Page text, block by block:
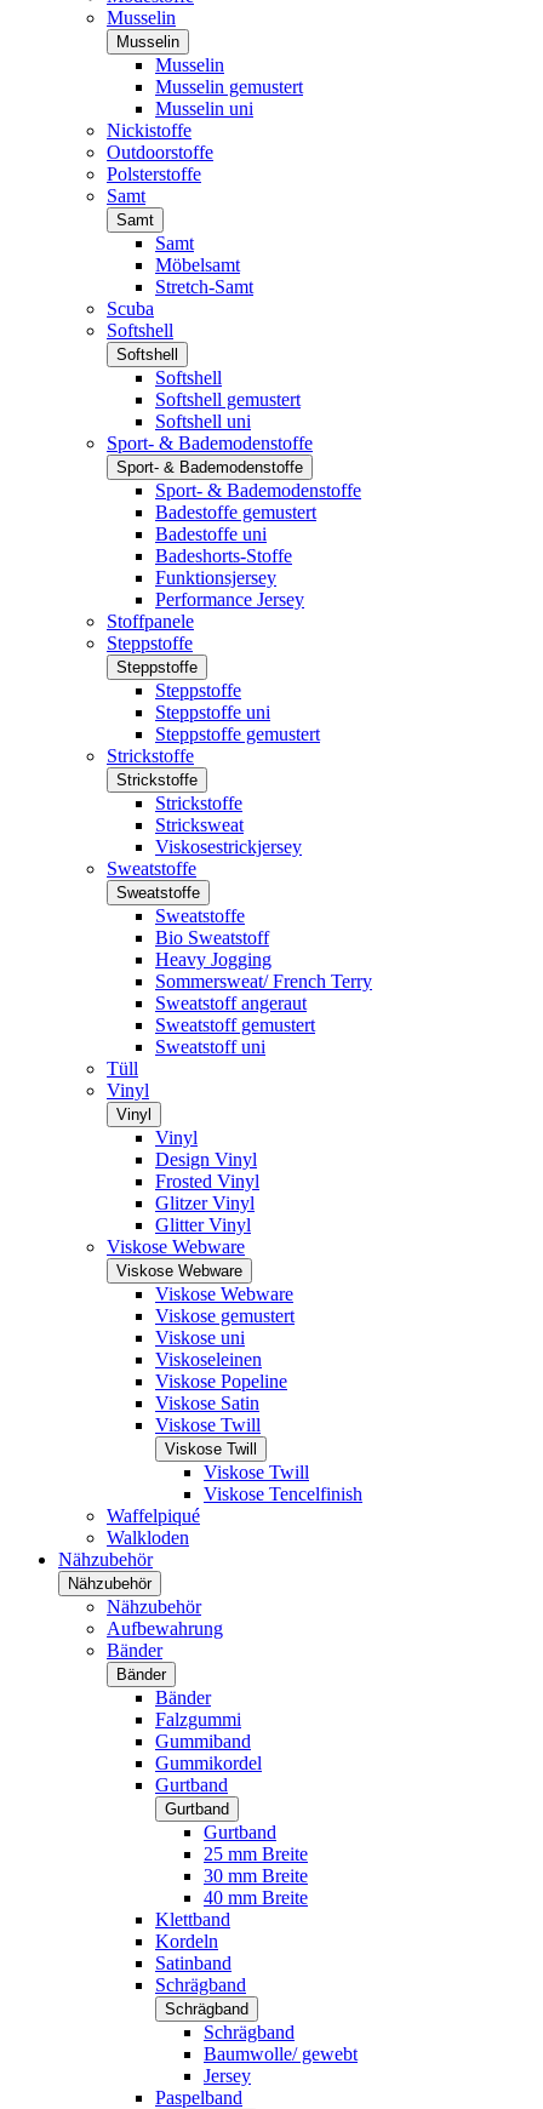
Musselin
Musselin
Musselin
Musselin gemustert
Musselin uni
Nickistoffe
Outdoorstoffe
Polsterstoffe
Samt
Samt
Samt
Möbelsamt
Stretch-Samt
Scuba
Softshell
Softshell
Softshell
Softshell gemustert
Softshell uni
Sport- & Bademodenstoffe
Sport- & Bademodenstoffe
Sport- & Bademodenstoffe
Badestoffe gemustert
Badestoffe uni
Badeshorts-Stoffe
Funktionsjersey
Performance Jersey
Stoffpanele
Steppstoffe
Steppstoffe
Steppstoffe
Steppstoffe uni
Steppstoffe gemustert
Strickstoffe
Strickstoffe
Strickstoffe
Stricksweat
Viskosestrickjersey
Sweatstoffe
Sweatstoffe
Sweatstoffe
Bio Sweatstoff
Heavy Jogging
Sommersweat/ French Terry
Sweatstoff angeraut
Sweatstoff gemustert
Sweatstoff uni
Tüll
Vinyl
Vinyl
Vinyl
Design Vinyl
Frosted Vinyl
Glitzer Vinyl
Glitter Vinyl
Viskose Webware
Viskose Webware
Viskose Webware
Viskose gemustert
Viskose uni
Viskoseleinen
Viskose Popeline
Viskose Satin
Viskose Twill
Viskose Twill
Viskose Twill
Viskose Tencelfinish
Waffelpiqué
Walkloden
Nähzubehör
Nähzubehör
Nähzubehör
Aufbewahrung
Bänder
Bänder
Bänder
Falzgummi
Gummiband
Gummikordel
Gurtband
Gurtband
Gurtband
25 mm Breite
30 mm Breite
40 mm Breite
Klettband
Kordeln
Satinband
Schrägband
Schrägband
Schrägband
Baumwolle/ gewebt
Jersey
Paspelband